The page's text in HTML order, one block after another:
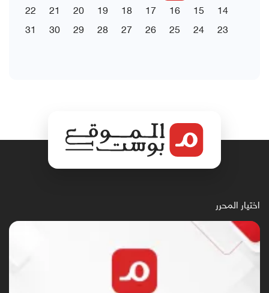
14
15
16
17
18
19
20
21
22
23
24
25
26
27
28
29
30
31
اختيار المحرر